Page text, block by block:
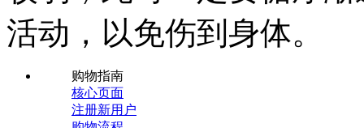
活动，以免伤到身体。
购物指南
核心页面
注册新用户